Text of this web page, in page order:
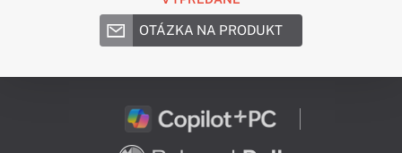
OTÁZKA NA PRODUKT